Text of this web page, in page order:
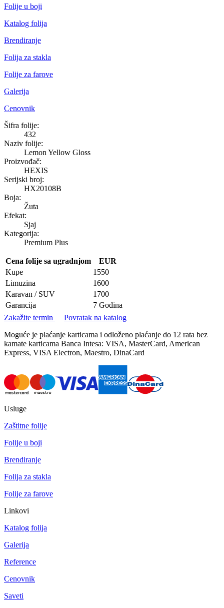
Folije u boji
Katalog folija
Brendiranje
Folija za stakla
Folije za farove
Galerija
Cenovnik
Lemon Yellow Gloss
Šifra folije:
432
Naziv folije:
Lemon Yellow Gloss
Proizvođač:
HEXIS
Serijski broj:
HX20108B
Boja:
Žuta
Efekat:
Sjaj
Kategorija:
Premium Plus
Cena folije sa ugradnjom
EUR
Kupe
1550
Limuzina
1600
Karavan / SUV
1700
Garancija
7 Godina
Zakažite termin
Povratak na katalog
Moguće je plaćanje karticama i odloženo plaćanje do 12 rata bez
kamate karticama Banca Intesa: VISA, MasterCard, American
Express, VISA Electron, Maestro, DinaCard
Usluge
Zaštitne folije
Folije u boji
Brendiranje
Folija za stakla
Folije za farove
Linkovi
Katalog folija
Galerija
Reference
Cenovnik
Saveti